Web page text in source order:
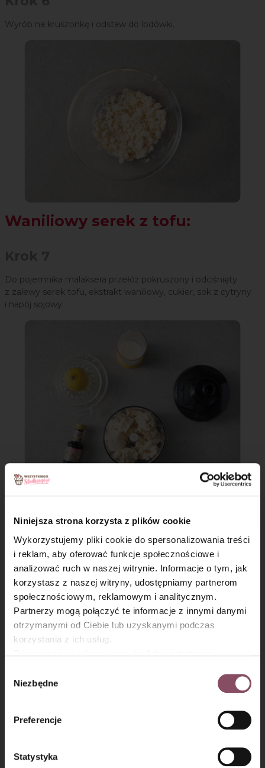
Niniejsza strona korzysta z plików cookie
Wykorzystujemy pliki cookie do spersonalizowania treści
i reklam, aby oferować funkcje społecznościowe i
analizować ruch w naszej witrynie. Informacje o tym, jak
korzystasz z naszej witryny, udostępniamy partnerom
społecznościowym, reklamowym i analitycznym.
Partnerzy mogą połączyć te informacje z innymi danymi
otrzymanymi od Ciebie lub uzyskanymi podczas
korzystania z ich usług.
Gdańsk (80-339) adres: Dickmana 14/15 więcej
informacji o przetwarzaniu danych osobowych oraz
Polityce
prywatności.
zgody
Niezbędne
Preferencje
Statystyka
Wyrób na kruszonkę i odstaw do lodówki.
Waniliowy serek z tofu:
Do pojemnika malaksera przełóż pokruszony i odciśnięty
z zalewy serek tofu, ekstrakt waniliowy, cukier, sok z cytryny
i napój sojowy.
Zblenduj do uzyskania jednolitej konsystencji, a następnie
przełóż serek do lodówki.
×